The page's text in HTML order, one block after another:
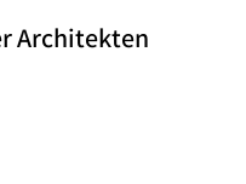
Architekten